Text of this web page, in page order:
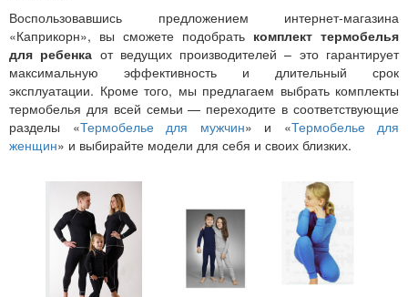
Воспользовавшись предложением интернет-магазина
«Каприкорн», вы сможете подобрать комплект термобелья
для ребенка от ведущих производителей – это гарантирует
максимальную эффективность и длительный срок
эксплуатации. Кроме того, мы предлагаем выбрать комплекты
термобелья для всей семьи — переходите в соответствующие
разделы «Термобелье для мужчин» и «Термобелье для
женщин» и выбирайте модели для себя и своих близких.